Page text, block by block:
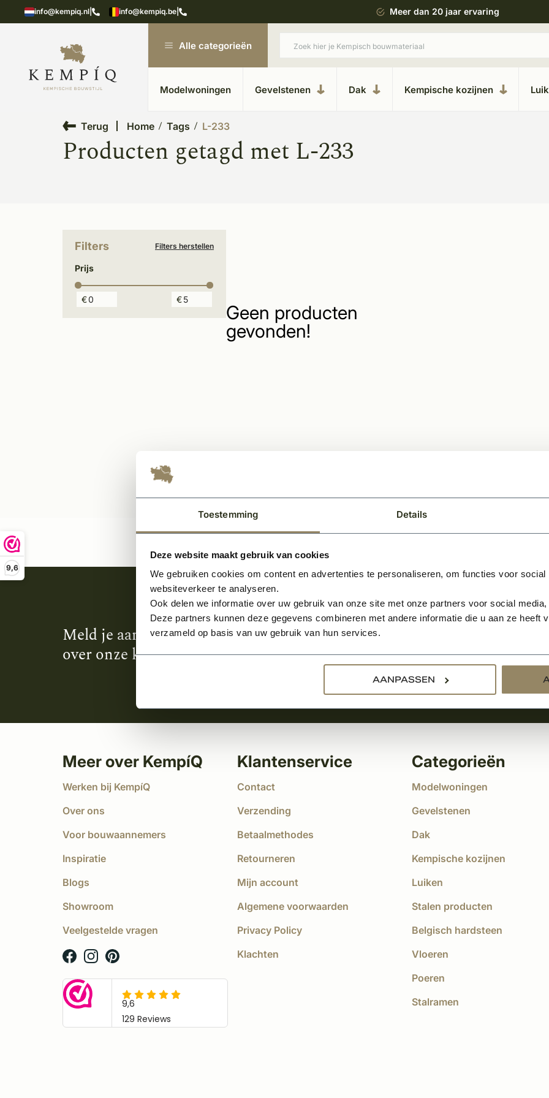
Toestemming Details
Deze website maakt gebruik van cookies
We gebruiken cookies om content en advertenties te personaliseren, om functies voor
websiteverkeer te analyseren.
Ook delen we informatie over uw gebruik van onze site met onze partners voor social
Deze partners kunnen deze gegevens combineren met andere informatie die u aan ze heeft
verzameld op basis van uw gebruik van hun services.
AANPASSEN
9,6
info@kempiq.nl info@kempiq.be
in Kesteren Unieke materialen in kempische bouwstijl Meer dan 20 jaar ervaring
Alle categorieën
Modelwoningen Gevelstenen Dak Kempische kozijnen
Terug Home Tags L-233
Producten getagd met L-233
Filters Filters herstellen
Prijs
€ €
Geen producten
gevonden!
Meld je aan en ontvang het laatste nieuws
over onze kempische bouwstijl!
Meer over KempíQ
Werken bij KempíQ
Over ons
Voor bouwaannemers
Inspiratie
Blogs
Showroom
Veelgestelde vragen
Klantenservice
Contact
Verzending
Betaalmethodes
Retourneren
Mijn account
Algemene voorwaarden
Privacy Policy
Klachten
Categorieën
Modelwoningen
Gevelstenen
Dak
Kempische kozijnen
Luiken
Stalen producten
Belgisch hardsteen
Vloeren
Poeren
Stalramen